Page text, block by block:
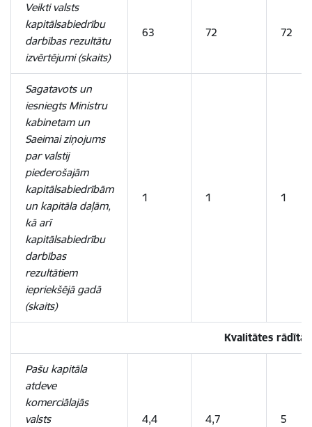
Veikti valsts
kapitālsabiedrību
darbības rezultātu
izvērtējumi (skaits)
63 72 72
Sagatavots un
iesniegts Ministru
kabinetam un
Saeimai ziņojums
par valstij
piederošajām
kapitālsabiedrībām
un kapitāla daļām,
kā arī
kapitālsabiedrību
darbības
rezultātiem
iepriekšējā gadā
(skaits)
1 1 1
Kvalitātes rādītāji
Pašu kapitāla
atdeve
komerciālajās
valsts
4,4 4,7 5